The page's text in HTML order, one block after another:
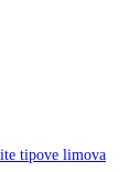
tipove limova